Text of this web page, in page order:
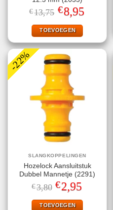
€13,75 Oorspronkelijke
prijs
was:
€13,75.
€8,95prijs
TOEVOEGEN
-22%
SLANGKOPPELINGEN
Hozelock Aansluitstuk
Dubbel Mannetje (2291)
€3,80 Oorspronkelijke
prijs
was:
€3,80.
€2,95
is:
€2,95.
TOEVOEGEN